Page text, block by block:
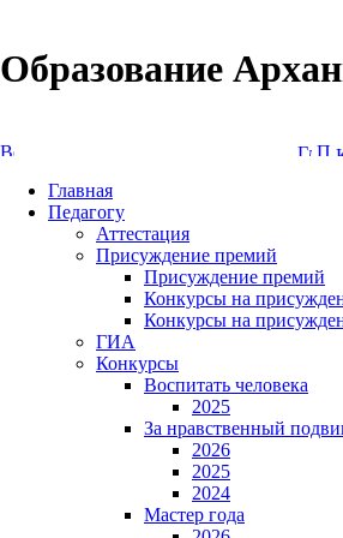
Образование
Главная
Педагогу
Аттестация
Присуждение премий
Присуждение премий
Конкурсы на
Конкурсы на
ГИА
Конкурсы
Воспитать человека
2025
За нравственный
2026
2025
2024
Мастер года